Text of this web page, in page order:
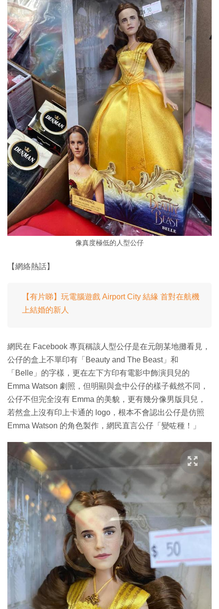
像真度極低的人型公仔
【網絡熱話】
【有片睇】玩電腦遊戲 Airport City 結緣 首對在航機
上結婚的新人
網民在 Facebook 專頁稱該人型公仔是在元朗某地攤看見，
公仔的盒上不單印有「Beauty and The Beast」和
「Belle」的字樣，更在左下方印有電影中飾演貝兒的
Emma Watson 劇照，但明顯與盒中公仔的樣子截然不同，
公仔不但完全沒有 Emma 的美貌，更有幾分像男版貝兒，
若然盒上沒有印上卡通的 logo，根本不會認出公仔是仿照
Emma Watson 的角色製作，網民直言公仔「變咗種！」